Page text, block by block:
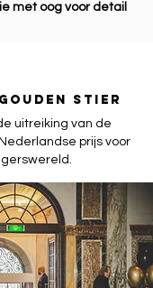
met oog voor detail
STIER
uitreiking van de
prijs voor